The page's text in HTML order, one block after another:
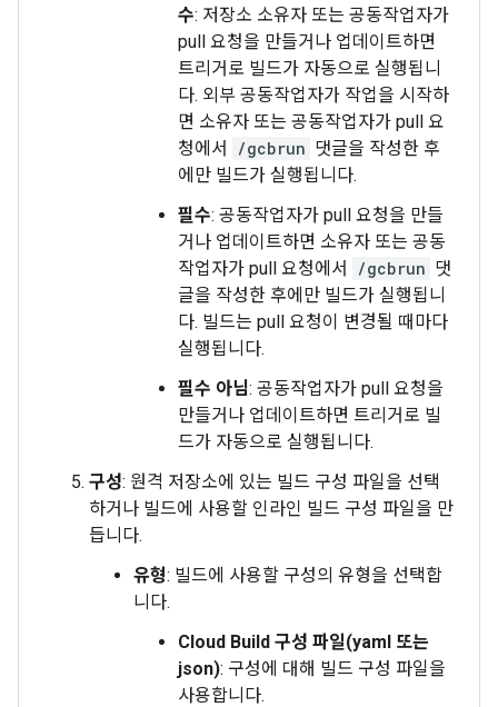
수: 저장소 소유자 또는 공동작업자가
pull 요청을 만들거나 업데이트하면
트리거로 빌드가 자동으로 실행됩니
다. 외부 공동작업자가 작업을 시작하
면 소유자 또는 공동작업자가 pull 요
청에서
/gcbrun 댓글을 작성한 후
에만 빌드가 실행됩니다.
필수: 공동작업자가 pull 요청을 만들
거나 업데이트하면 소유자 또는 공동
작업자가 pull 요청에서
/gcbrun 댓
글을 작성한 후에만 빌드가 실행됩니
다. 빌드는 pull 요청이 변경될 때마다
실행됩니다.
필수 아님: 공동작업자가 pull 요청을
만들거나 업데이트하면 트리거로 빌
드가 자동으로 실행됩니다.
구성: 원격 저장소에 있는 빌드 구성 파일을 선택
하거나 빌드에 사용할 인라인 빌드 구성 파일을 만
듭니다.
유형: 빌드에 사용할 구성의 유형을 선택합
니다.
Cloud Build 구성 파일(yaml 또는
json): 구성에 대해 빌드 구성 파일을
사용합니다.